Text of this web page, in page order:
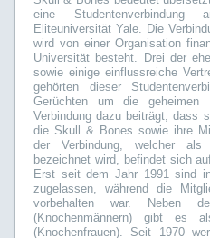
eine Studentenverbindung
Eliteuniversität Yale. Die
wird von einer Organisation
Universität besteht. Drei der
sowie einige einflussreiche
gehörten dieser
Gerüchten um die
Verbindung dazu beiträgt, dass
die Skull & Bones sowie ihre
der Verbindung, welcher
bezeichnet wird, befindet sich
Erst seit dem Jahr 1991 sind
zugelassen, während die
vorbehalten war. Neben
(Knochenmännern) gibt es
(Knochenfrauen). Seit 1970